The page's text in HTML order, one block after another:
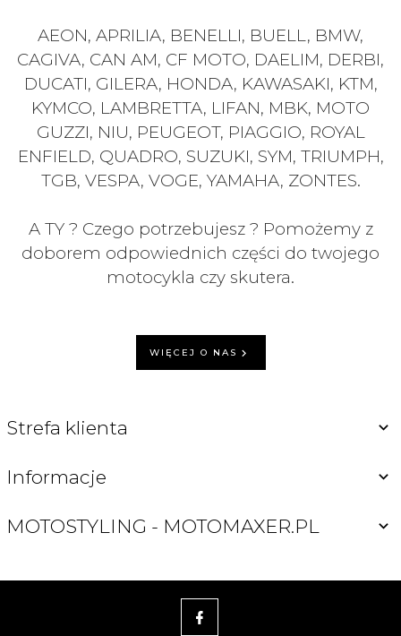
AEON, APRILIA, BENELLI, BUELL, BMW,
CAGIVA, CAN AM, CF MOTO, DAELIM, DERBI,
DUCATI, GILERA, HONDA, KAWASAKI, KTM,
KYMCO, LAMBRETTA, LIFAN, MBK, MOTO
GUZZI, NIU, PEUGEOT, PIAGGIO, ROYAL
ENFIELD, QUADRO, SUZUKI, SYM, TRIUMPH,
TGB, VESPA, VOGE, YAMAHA, ZONTES.
A TY ? Czego potrzebujesz ? Pomożemy z
doborem odpowiednich części do twojego
motocykla czy skutera.
WIĘCEJ O NAS
Strefa klienta
Informacje
MOTOSTYLING - MOTOMAXER.PL